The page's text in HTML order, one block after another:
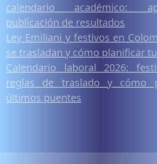
calendario académico:
publicación de resultados
Ley Emiliani y festivos en
se trasladan y cómo planificar
Calendario laboral 2026:
reglas de traslado y cómo
últimos puentes